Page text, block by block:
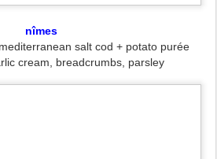
nîmes
salt cod + potato purée
cream, breadcrumbs, parsley